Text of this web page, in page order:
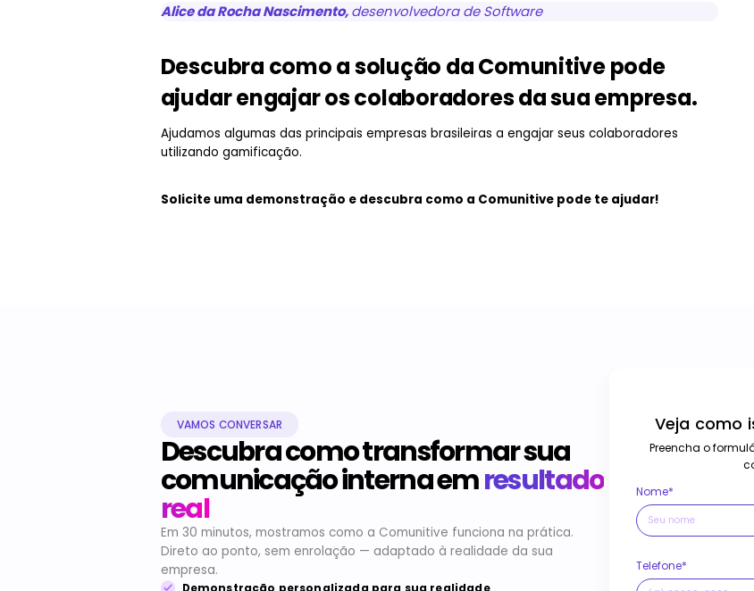
Alice da Rocha Nascimento,desenvolvedora de Software
Descubra como a solução da Comunitive pode
ajudar engajar os colaboradores da sua empresa.
Ajudamos algumas das principais empresas brasileiras a engajar seus colaboradores
utilizando gamificação.
Solicite uma demonstração e descubra como a Comunitive pode te ajudar!
VAMOS CONVERSAR
Descubra como transformar sua
comunicação interna emresultado
real
Em 30 minutos, mostramos como a Comunitive funciona na prática.
Direto ao ponto, sem enrolação — adaptado à realidade da sua
empresa.
Demonstração personalizada para sua realidade
Veja como
Preencha o
Nome*
Telefone*